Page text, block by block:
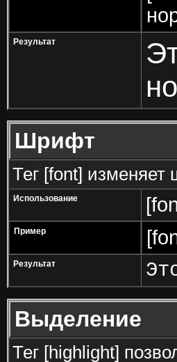
Результат
Шрифт
Тег [font] изменяет
Использование
Пример
Результат
Выделение
Тег [highlight]